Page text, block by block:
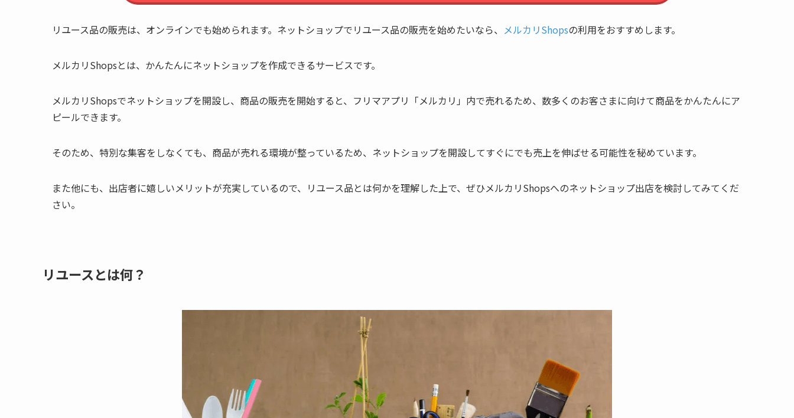
リユース品の販売は、オンラインでも始められます。ネットショップでリユース品の販売を始めたいなら、 メルカリShopsの利用をおすすめします。
メルカリShopsとは、かんたんにネットショップを作成できるサービスです。
メルカリShopsでネットショップを開設し、商品の販売を開始すると、フリマアプリ「メルカリ」内で売れるため、数多くのお客さまに向けて商品をかんたんにア
ピールできます。
そのため、特別な集客をしなくても、商品が売れる環境が整っているため、ネットショップを開設してすぐにでも売上を伸ばせる可能性を秘めています。
また他にも、出店者に嬉しいメリットが充実しているので、リユース品とは何かを理解した上で、ぜひメルカリShopsへのネットショップ出店を検討してみてくだ
さい。
リユースとは何？